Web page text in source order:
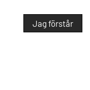
Jag förstår